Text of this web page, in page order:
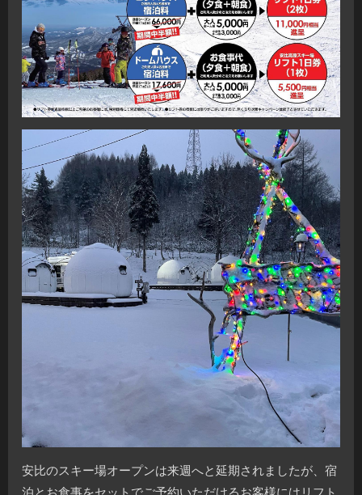
安比のスキー場オープンは来週へと延期されましたが、宿